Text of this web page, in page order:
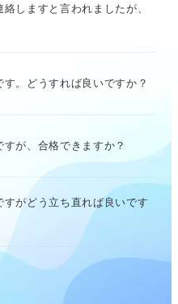
しますと言われましたが、
。どうすれば良いですか？
が、合格できますか？
がどう立ち直れば良いです